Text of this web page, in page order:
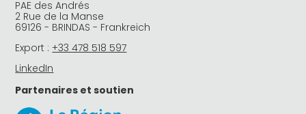
PAE des Andrés
2 Rue de la Manse
69126 - BRINDAS - Frankreich
Export : +33 478 518 597
LinkedIn
Partenaires et soutien